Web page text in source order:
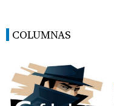
COLUMNAS